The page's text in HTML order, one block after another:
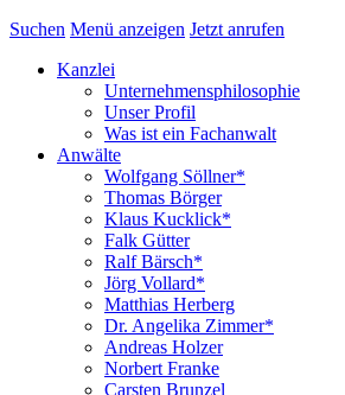
Suchen Menü anzeigen Jetzt anrufen
Kanzlei
Unternehmensphilosophie
Unser Profil
Was ist ein Fachanwalt
Anwälte
Wolfgang Söllner*
Thomas Börger
Klaus Kucklick*
Falk Gütter
Ralf Bärsch*
Jörg Vollard*
Matthias Herberg
Dr. Angelika Zimmer*
Andreas Holzer
Norbert Franke
Carsten Brunzel